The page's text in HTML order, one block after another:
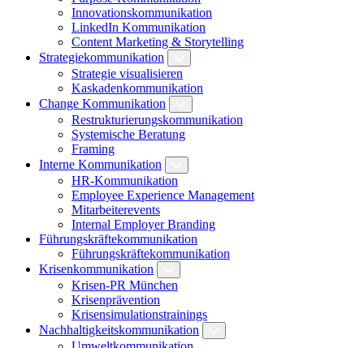
Innovationskommunikation
LinkedIn Kommunikation
Content Marketing & Storytelling
Strategiekommunikation
Strategie visualisieren
Kaskadenkommunikation
Change Kommunikation
Restrukturierungskommunikation
Systemische Beratung
Framing
Interne Kommunikation
HR-Kommunikation
Employee Experience Management
Mitarbeiterevents
Internal Employer Branding
Führungskräftekommunikation
Führungskräftekommunikation
Krisenkommunikation
Krisen-PR München
Krisenprävention
Krisensimulationstrainings
Nachhaltigkeitskommunikation